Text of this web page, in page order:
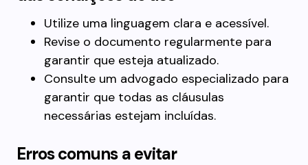
Utilize uma linguagem clara e acessível.
Revise o documento regularmente para
garantir que esteja atualizado.
Consulte um advogado especializado para
garantir que todas as cláusulas
necessárias estejam incluídas.
Erros comuns a evitar